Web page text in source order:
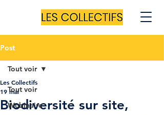
Post
Tout voir
Webinaire
Tout voir
Biodiversité sur site,
Les Collectifs
19 mai